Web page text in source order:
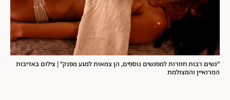
"נשים רבות חוזרות למפגשים נוספים, הן צמאות למגע מפנק" | צילום באדיבות
המרואיין והמצולמת